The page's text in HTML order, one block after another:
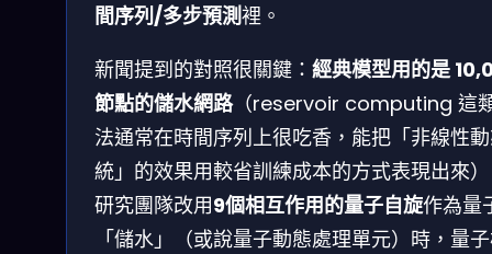
間序列/多步預測裡。
新聞提到的對照很關鍵： 經典模型用的是
節點的儲水網路（reservoir computing 這
法通常在時間序列上很吃香，能把「非線性
統」的效果用較省訓練成本的方式表現出來
研究團隊改用9個相互作用的量子自旋作為量
「儲水」（或說量子動態處理單元）時，量